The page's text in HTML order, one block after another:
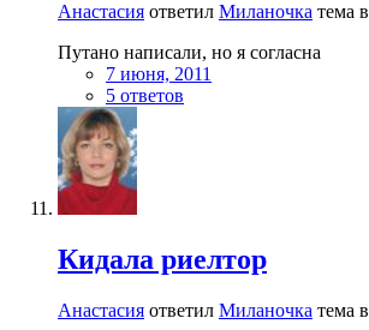
Анастасия ответил Миланочка тема в
Путано написали, но я согласна
7 июня, 2011
5 ответов
Кидала риелтор
Анастасия ответил Миланочка тема в